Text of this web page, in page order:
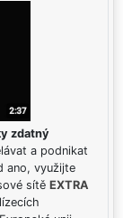
zdatný
a podnikat
ano, využijte
sítě EXTRA